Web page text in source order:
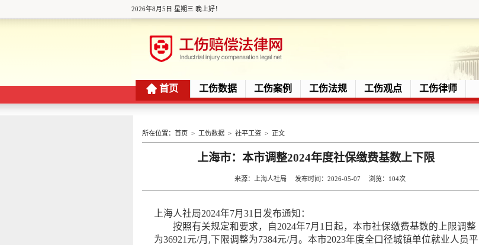
2026年8月5日 星期三 晚上好！
首页 工伤数据 工伤案例 工伤法规 工伤观点 工伤律师
所在位置： 首页> 工伤数据> 社平工资> 正文
上海市：本市调整2024年度社保缴费基数上下限
来源：上海人社局 发布时间：2026-05-07 浏览： 104次
上海人社局2024年7月31日发布通知：
按照有关规定和要求，自2024年7月1日起，本市社保缴费基数的上限调整
为36921元/月,下限调整为7384元/月。本市2023年度全口径城镇单位就业人员平